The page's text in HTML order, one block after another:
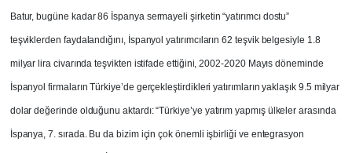
Batur, bugüne kadar 86 İspanya sermayeli şirketin “yatırımcı dostu”
teşviklerden faydalandığını, İspanyol yatırımcıların 62 teşvik belgesiyle 1.8
milyar lira civarında teşvikten istifade ettiğini, 2002-2020 Mayıs döneminde
İspanyol firmaların Türkiye’de gerçekleştirdikleri yatırımların yaklaşık 9.5 milyar
dolar değerinde olduğunu aktardı: “Türkiye’ye yatırım yapmış ülkeler arasında
İspanya, 7. sırada. Bu da bizim için çok önemli işbirliği ve entegrasyon